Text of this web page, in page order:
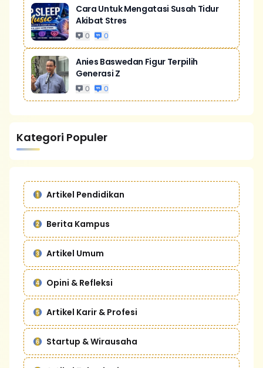
Cara Untuk Mengatasi Susah Tidur
Akibat Stres
0 0
Anies Baswedan Figur Terpilih
Generasi Z
0 0
Kategori Populer
Artikel Pendidikan
Berita Kampus
Artikel Umum
Opini & Refleksi
Artikel Karir & Profesi
Startup & Wirausaha